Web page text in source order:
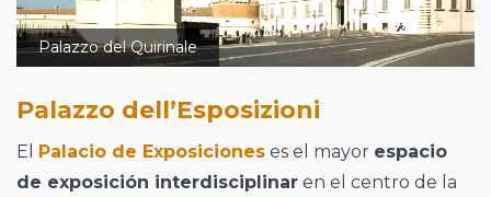
Palazzo del Quirinale
Palazzo dell’Esposizioni
El Palacio de Exposiciones es el mayor espacio
de exposición interdisciplinar en el centro de la